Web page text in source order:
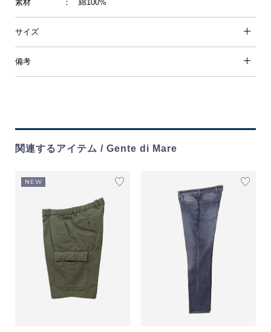
素材 ： 綿100%
サイズ
備考
関連するアイテム / Gente di Mare
NEW